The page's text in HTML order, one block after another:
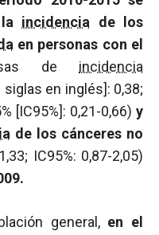
incidencia de los
en personas con el
de incidencia
en inglés]: 0,38;
[IC95%]: 0,21-0,66) y
de los cánceres no
IC95%: 0,87-2,05)
general, en el